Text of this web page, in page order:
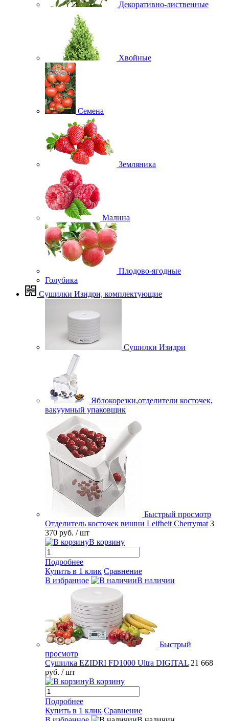
Декоративно-лиственные
Хвойные
Семена
Земляника
Малина
Плодово-ягодные
Голубика
Сушилки Изидри, комплектующие
Сушилки Изидри
Яблокорезки,отделители косточек,
вакуумный упаковщик
Быстрый просмотр
Отделитель косточек вишни Leifheit Cherrymat 3
370 руб. / шт
В корзину
Подробнее
Купить в 1 клик Сравнение
В избранное
В наличии
Быстрый
просмотр
Сушилка EZIDRI FD1000 Ultra DIGITAL 21 668
руб. / шт
В корзину
Подробнее
Купить в 1 клик Сравнение